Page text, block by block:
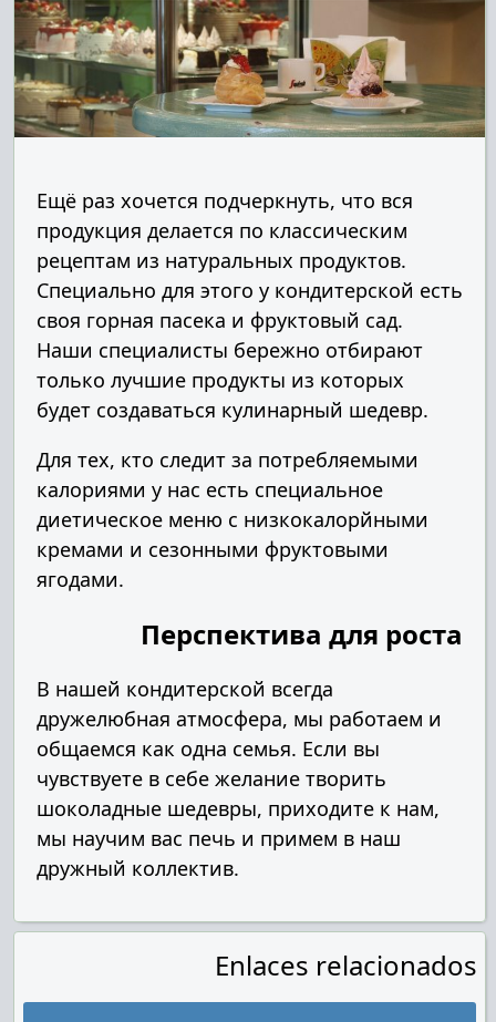
Ещё раз хочется подчеркнуть, что вся
продукция делается по классическим
рецептам из натуральных продуктов.
Специально для этого у кондитерской есть
своя горная пасека и фруктовый сад.
Наши специалисты бережно отбирают
только лучшие продукты из которых
будет создаваться кулинарный шедевр.
Для тех, кто следит за потребляемыми
калориями у нас есть специальное
диетическое меню с низкокалорйными
кремами и сезонными фруктовыми
ягодами.
Перспектива для роста
В нашей кондитерской всегда
дружелюбная атмосфера, мы работаем и
общаемся как одна семья. Если вы
чувствуете в себе желание творить
шоколадные шедевры, приходите к нам,
мы научим вас печь и примем в наш
дружный коллектив.
Enlaces relacionados